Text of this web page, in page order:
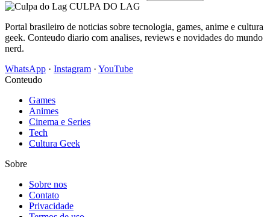
CULPA DO LAG
Portal brasileiro de noticias sobre tecnologia, games, anime e cultura
geek. Conteudo diario com analises, reviews e novidades do mundo
nerd.
WhatsApp · Instagram · YouTube
Conteudo
Games
Animes
Cinema e Series
Tech
Cultura Geek
Sobre
Sobre nos
Contato
Privacidade